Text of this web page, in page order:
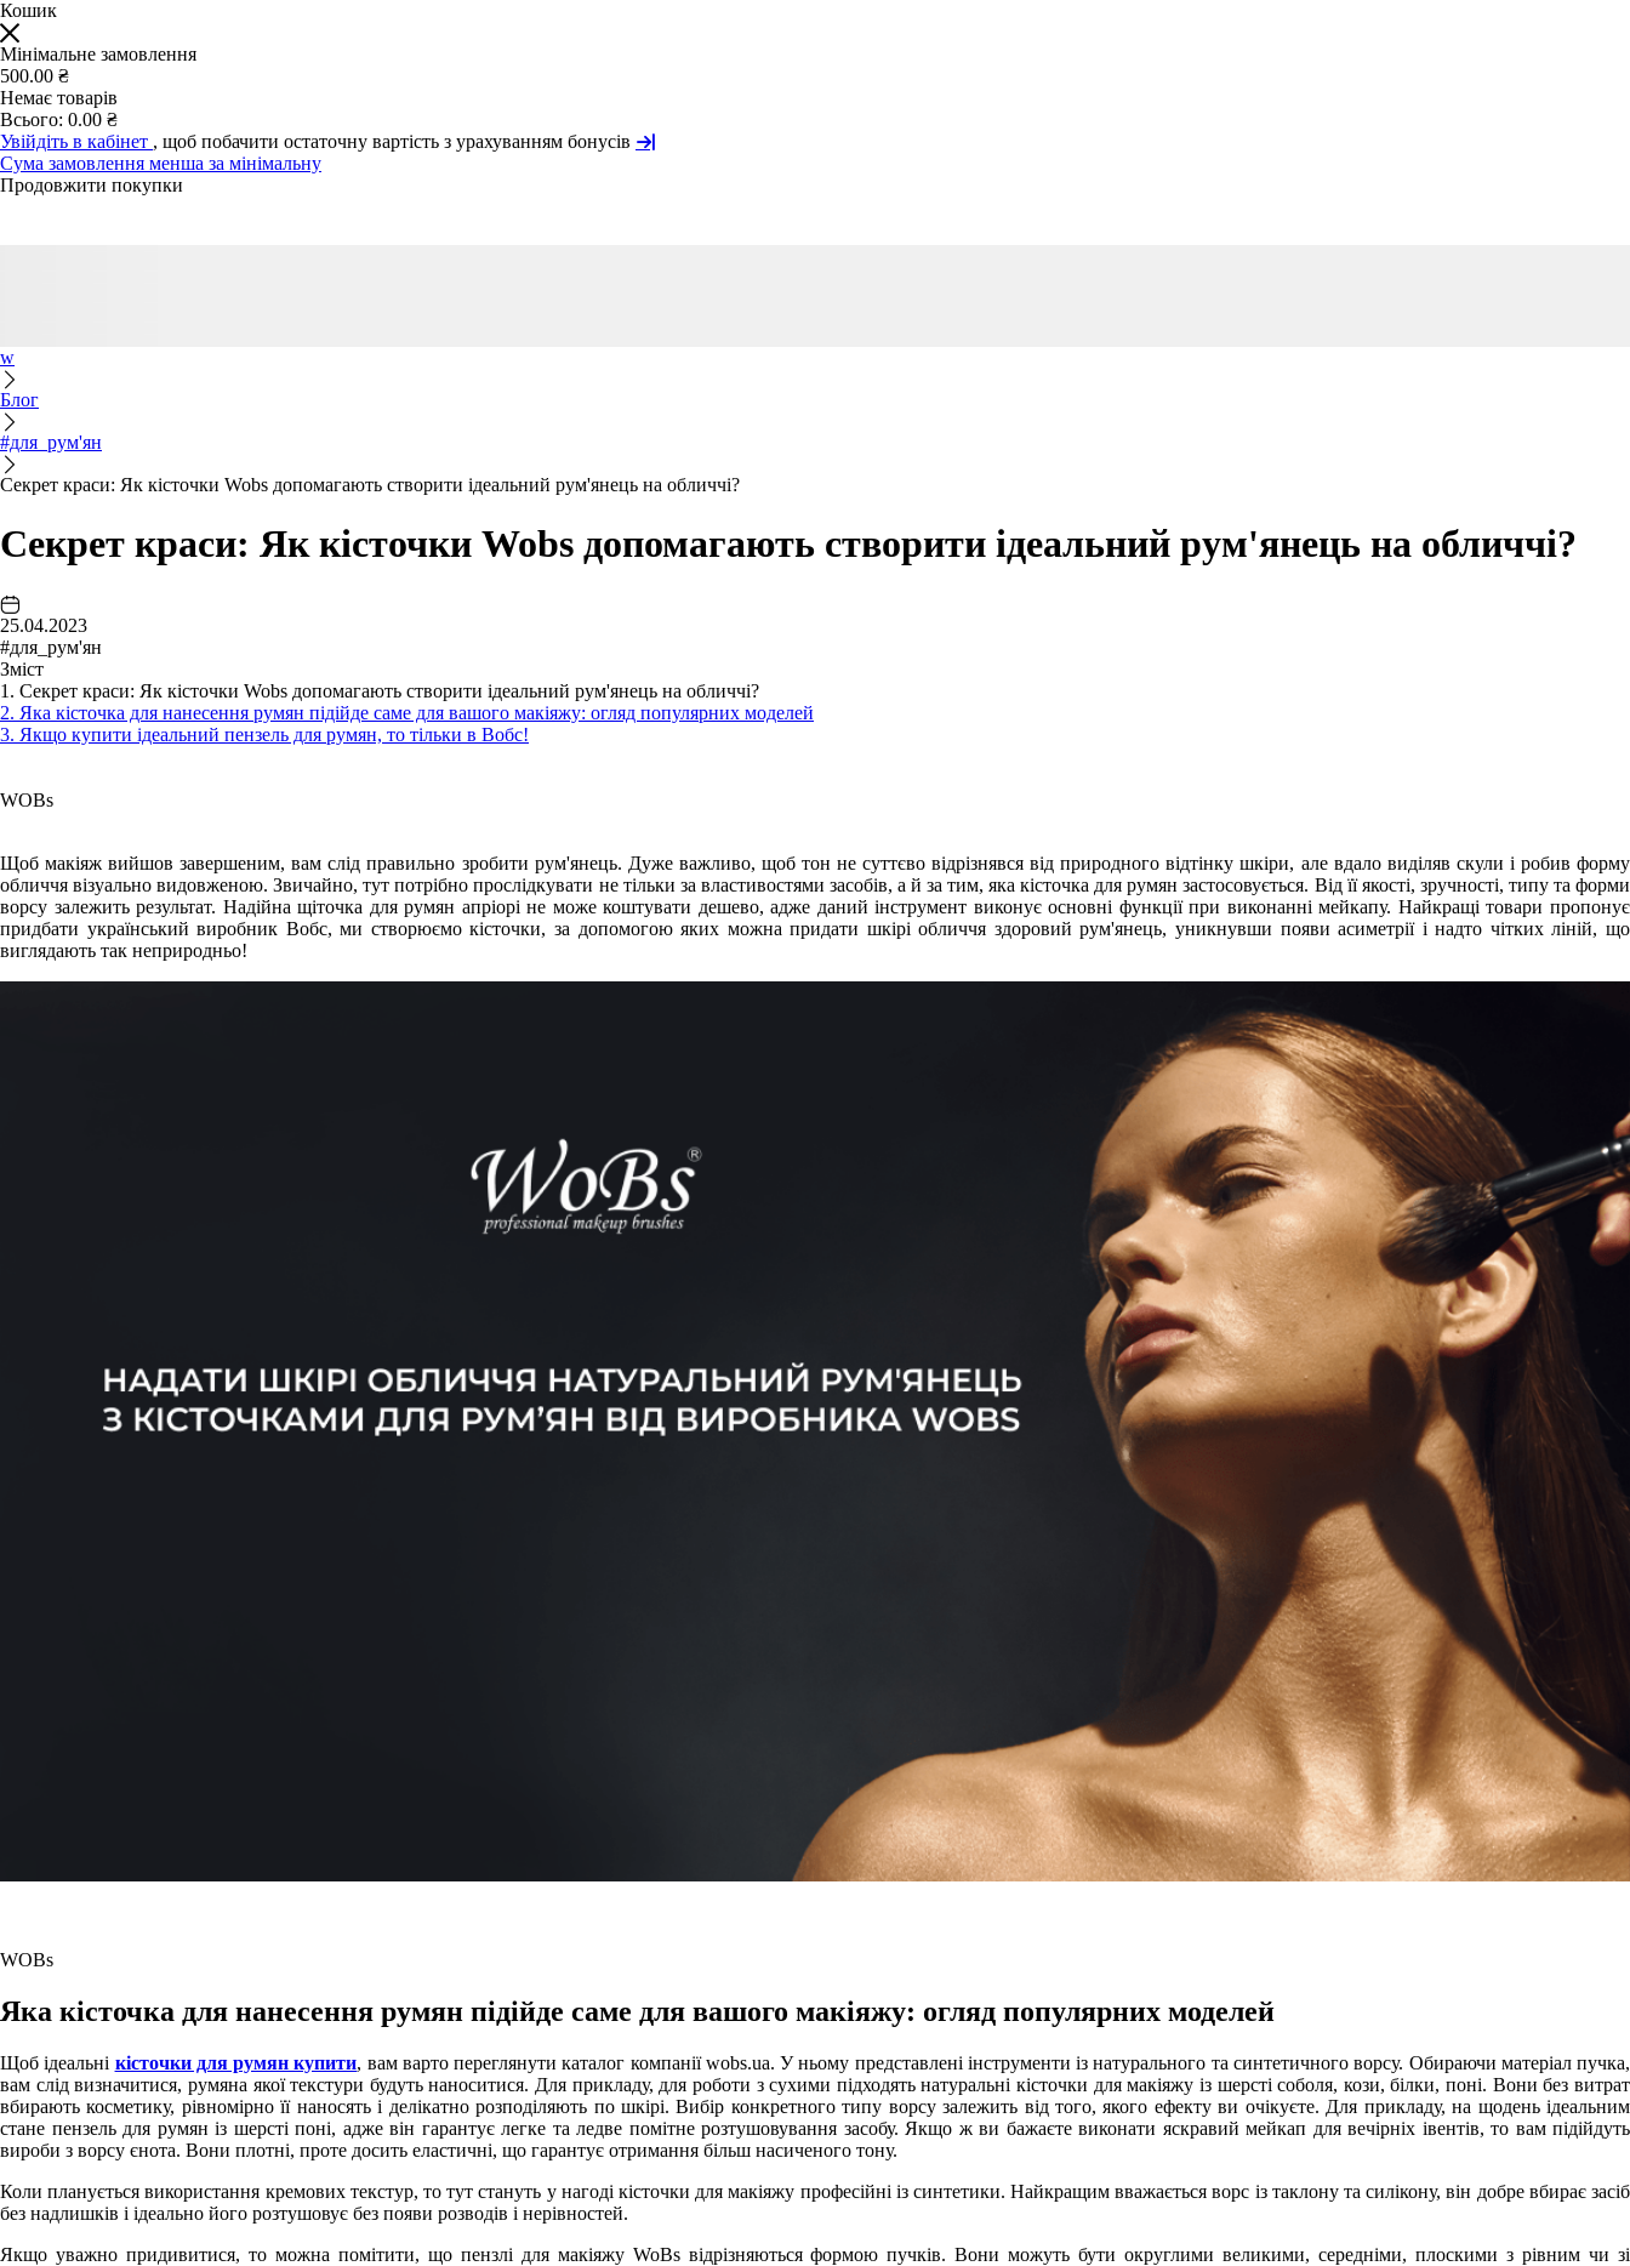
Кошик
Мінімальне замовлення
500.00 ₴
Немає товарів
Всього: 0.00 ₴
Увійдіть в кабінет , щоб побачити остаточну вартість з урахуванням бонусів
Сума замовлення менша за мінімальну
Продовжити покупки
w
Блог
#для_рум'ян
Секрет краси: Як кісточки Wobs допомагають створити ідеальний рум'янець на обличчі?
Секрет краси: Як кісточки Wobs допомагають створити ідеальний рум'янець на обличчі?
25.04.2023
#для_рум'ян
Зміст
1. Секрет краси: Як кісточки Wobs допомагають створити ідеальний рум'янець на обличчі?
2. Яка кісточка для нанесення румян підійде саме для вашого макіяжу: огляд популярних моделей
3. Якщо купити ідеальний пензель для румян, то тільки в Вобс!
WOBs
Щоб макіяж вийшов завершеним, вам слід правильно зробити рум'янець. Дуже важливо, щоб тон не суттєво відрізнявся від природного відтінку шкіри, але вдало виділяв скули і робив форму
обличчя візуально видовженою. Звичайно, тут потрібно прослідкувати не тільки за властивостями засобів, а й за тим, яка кісточка для румян застосовується. Від її якості, зручності, типу та форми
ворсу залежить результат. Надійна щіточка для румян апріорі не може коштувати дешево, адже даний інструмент виконує основні функції при виконанні мейкапу. Найкращі товари пропонує
придбати український виробник Вобс, ми створюємо кісточки, за допомогою яких можна придати шкірі обличчя здоровий рум'янець, уникнувши появи асиметрії і надто чітких ліній, що
виглядають так неприродньо!
WOBs
Яка кісточка для нанесення румян підійде саме для вашого макіяжу: огляд популярних моделей
Щоб ідеальні кісточки для румян купити, вам варто переглянути каталог компанії wobs.ua. У ньому представлені інструменти із натурального та синтетичного ворсу. Обираючи матеріал пучка,
вам слід визначитися, румяна якої текстури будуть наноситися. Для прикладу, для роботи з сухими підходять натуральні кісточки для макіяжу із шерсті соболя, кози, білки, поні. Вони без витрат
вбирають косметику, рівномірно її наносять і делікатно розподіляють по шкірі. Вибір конкретного типу ворсу залежить від того, якого ефекту ви очікуєте. Для прикладу, на щодень ідеальним
стане пензель для румян із шерсті поні, адже він гарантує легке та ледве помітне розтушовування засобу. Якщо ж ви бажаєте виконати яскравий мейкап для вечірніх івентів, то вам підійдуть
вироби з ворсу єнота. Вони плотні, проте досить еластичні, що гарантує отримання більш насиченого тону.
Коли планується використання кремових текстур, то тут стануть у нагоді кісточки для макіяжу професійні із синтетики. Найкращим вважається ворс із таклону та силікону, він добре вбирає засіб
без надлишків і ідеально його розтушовує без появи розводів і нерівностей.
Якщо уважно придивитися, то можна помітити, що пензлі для макіяжу WoBs відрізняються формою пучків. Вони можуть бути округлими великими, середніми, плоскими з рівним чи зі